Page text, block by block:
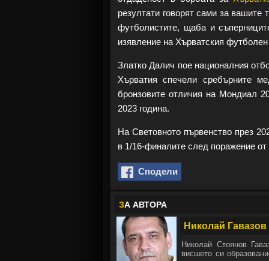
резултати говорят сами за вашите
футболистите, щаба и
изявление на Хърватския
Златко Далич пое националния
Хърватия спечели сребърните
бронзовите отличия на Мондиал
2023 година.
На Световното първенство през
в 1/16-финалите след поражение от
Сподели
ЗА АВТОРА
Николай Гавазов
Николай Стоянов
висшето си